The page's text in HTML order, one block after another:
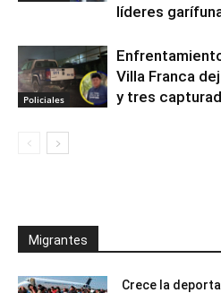
líderes
Policiales
Villa Franca
y tres
Migrantes
Crece la